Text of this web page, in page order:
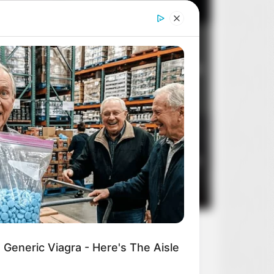
2
Dom dobry
14 sierpnia 2026
3
Stan zagrożenia
10 sierpnia 2026
Viagra - Here's The Aisle